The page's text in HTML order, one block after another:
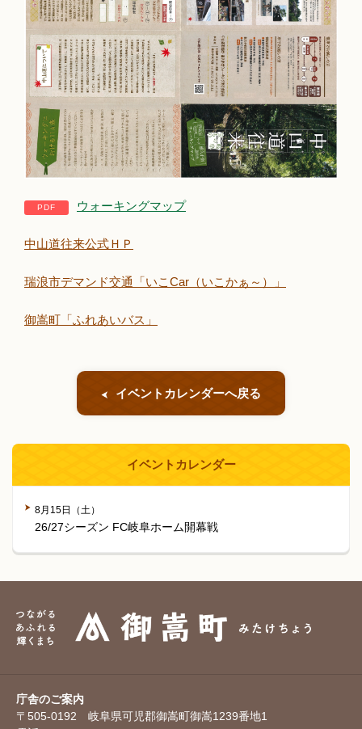
ウォーキングマップ
中山道往来公式ＨＰ
瑞浪市デマンド交通「いこCar（いこかぁ～）」
御嵩町「ふれあいバス」
イベントカレンダーへ戻る
イベントカレンダー
8月15日（土）
26/27シーズン FC岐阜ホーム開幕戦
庁舎のご案内
〒505-0192 岐阜県可児郡御嵩町御嵩1239番地1